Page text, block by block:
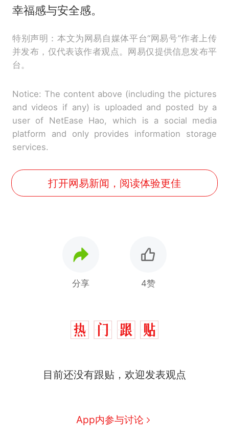
幸福感与安全感。
特别声明：本文为网易自媒体平台“网易号”作者上传
并发布，仅代表该作者观点。网易仅提供信息发布平
台。
Notice: The content above (including the pictures
and videos if any) is uploaded and posted by a
user of NetEase Hao, which is a social media
platform and only provides information storage
services.
打开网易新闻，阅读体验更佳
分享 4赞
目前还没有跟贴，欢迎发表观点
App内参与讨论
因老师一句“跟我回家”改写了
费大厨“全国小炒肉大王”称
号，仅凭视频评出？中国烹饪